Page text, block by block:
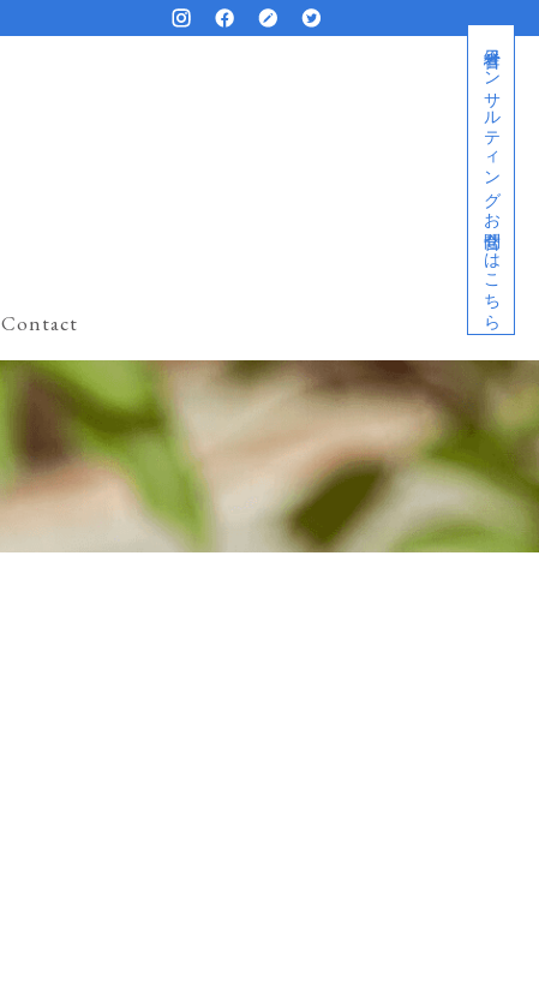
経営者コンサルティングお問合せはこちら
Contact